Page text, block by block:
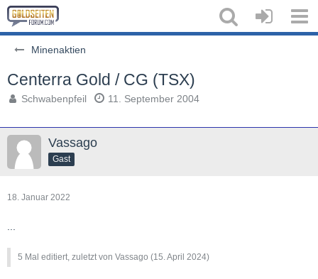
Minenaktien
Centerra Gold / CG (TSX)
Schwabenpfeil 11. September 2004
Vassago
Gast
18. Januar 2022
5 Mal editiert, zuletzt von Vassago (15. April 2024)